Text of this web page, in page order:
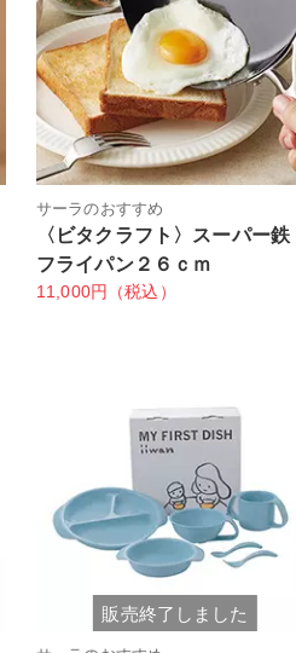
サーラのおすすめ
〈ビタクラフト〉スーパー
フライパン２６ｃｍ
11,000円（税込）
販売終了しました